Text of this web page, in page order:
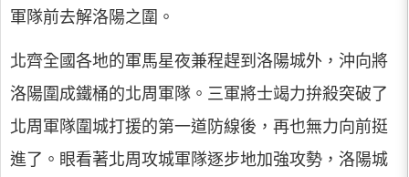
軍隊前去解洛陽之圍。
北齊全國各地的軍馬星夜兼程趕到洛陽城外，沖向將
洛陽圍成鐵桶的北周軍隊。三軍將士竭力拚殺突破了
北周軍隊圍城打援的第一道防線後，再也無力向前挺
進了。眼看著北周攻城軍隊逐步地加強攻勢，洛陽城